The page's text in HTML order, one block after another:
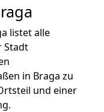
listet alle
Stadt
in Braga zu
und einer